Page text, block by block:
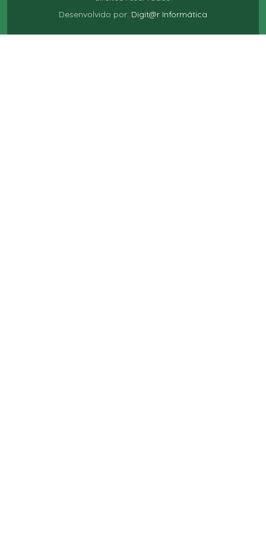
Desenvolvido por: Digit@r Informática